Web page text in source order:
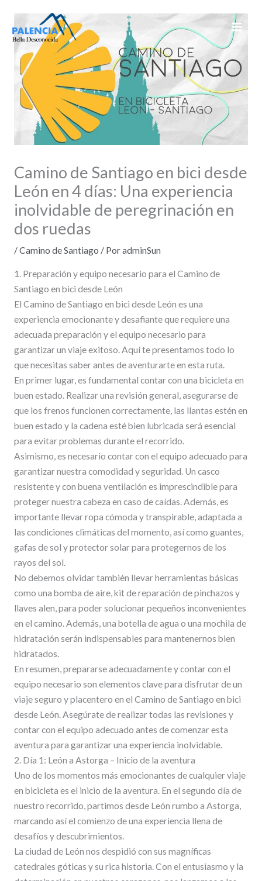
contenido
Camino de Santiago en bici desde
León en 4 días: Una experiencia
inolvidable de peregrinación en
dos ruedas
/Camino de Santiago / PoradminSun
1. Preparación y equipo necesario para el Camino de
Santiago en bici desde León
El Camino de Santiago en bici desde León es una
experiencia emocionante y desafiante que requiere una
adecuada preparación y el equipo necesario para
garantizar un viaje exitoso. Aquí te presentamos todo lo
que necesitas saber antes de aventurarte en esta ruta.
En primer lugar, es fundamental contar con una bicicleta en
buen estado. Realizar una revisión general, asegurarse de
que los frenos funcionen correctamente, las llantas estén en
buen estado y la cadena esté bien lubricada será esencial
para evitar problemas durante el recorrido.
Asimismo, es necesario contar con el equipo adecuado para
garantizar nuestra comodidad y seguridad. Un casco
resistente y con buena ventilación es imprescindible para
proteger nuestra cabeza en caso de caídas. Además, es
importante llevar ropa cómoda y transpirable, adaptada a
las condiciones climáticas del momento, así como guantes,
gafas de sol y protector solar para protegernos de los
rayos del sol.
No debemos olvidar también llevar herramientas básicas
como una bomba de aire, kit de reparación de pinchazos y
llaves alen, para poder solucionar pequeños inconvenientes
en el camino. Además, una botella de agua o una mochila de
hidratación serán indispensables para mantenernos bien
hidratados.
En resumen, prepararse adecuadamente y contar con el
equipo necesario son elementos clave para disfrutar de un
viaje seguro y placentero en el Camino de Santiago en bici
desde León. Asegúrate de realizar todas las revisiones y
contar con el equipo adecuado antes de comenzar esta
aventura para garantizar una experiencia inolvidable.
2. Día 1: León a Astorga – Inicio de la aventura
Uno de los momentos más emocionantes de cualquier viaje
en bicicleta es el inicio de la aventura. En el segundo día de
nuestro recorrido, partimos desde León rumbo a Astorga,
marcando así el comienzo de una experiencia llena de
desafíos y descubrimientos.
La ciudad de León nos despidió con sus magníficas
catedrales góticas y su rica historia. Con el entusiasmo y la